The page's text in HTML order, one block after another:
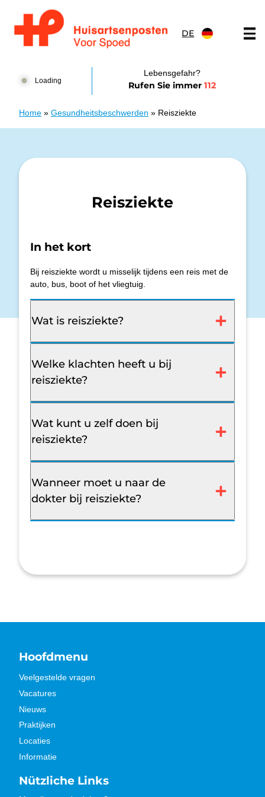
DE
Loading
Lebensgefahr?
Rufen Sie immer112
Home » Gesundheitsbeschwerden » Reisziekte
Reisziekte
In het kort
Bij reisziekte wordt u misselijk tijdens een reis met de
auto, bus, boot of het vliegtuig.
Wat is reisziekte?
Welke klachten heeft u bij
reisziekte?
Wat kunt u zelf doen bij
reisziekte?
Wanneer moet u naar de
dokter bij reisziekte?
Hoofdmenu
Veelgestelde vragen
Vacatures
Nieuws
Praktijken
Locaties
Informatie
Nützliche Links